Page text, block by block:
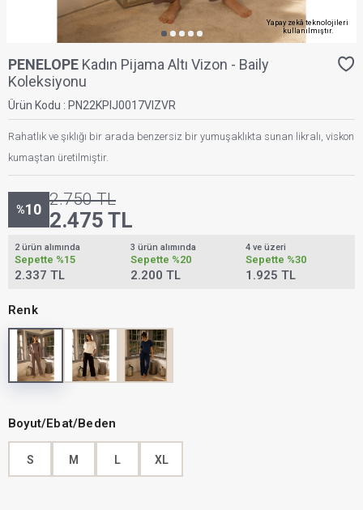
Yapay zekâ teknolojileri
kullanılmıştır.
PENELOPE Kadın Pijama Altı Vizon - Baily
Koleksiyonu
Ürün Kodu : PN22KPIJ0017VIZVR
Rahatlık ve şıklığı bir arada benzersiz bir yumuşaklıkta sunan likralı, viskon
kumaştan üretilmiştir.
%10
2.750TL
2.475 TL
2 ürün alımında
Sepette %15
2.337 TL
3 ürün alımında
Sepette %20
2.200 TL
4 ve üzeri
Sepette %30
1.925 TL
Renk
Boyut/Ebat/Beden
S M L XL